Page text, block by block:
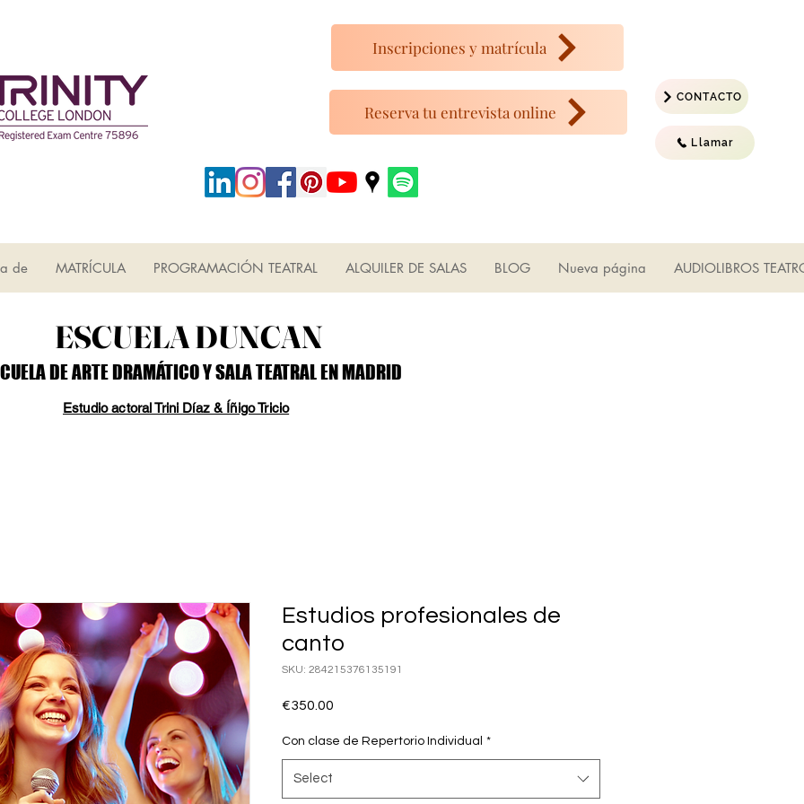
Reserva tu entrevista online
Llamar
CONTACTO
Inscripciones y matrícula
de MATRÍCULA PROGRAMACIÓN TEATRAL ALQUILER DE SALAS BLOG Nueva página AUDIOLIBROS
ESCUELA DUNCAN
ESCUELA DUNCAN
DE ARTE DRAMÁTICO Y SALA TEATRAL EN MADRID
DE ARTE DRAMÁTICO Y SALA TEATRAL EN MADRID
Estudio actoral Trini Díaz & Íñigo Tricio
Estudios profesionales de
canto
SKU: 284215376135191
€350.00
Con clase de Repertorio Individual *
Select